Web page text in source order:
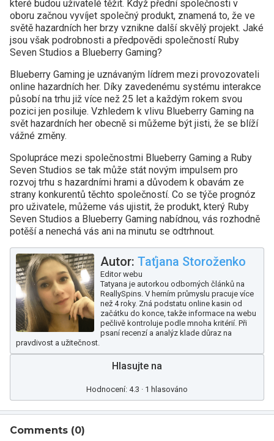
které budou uživatelé těžit. Když přední společnosti v
oboru začnou vyvíjet společný produkt, znamená to, že ve
světě hazardních her brzy vznikne další skvělý projekt. Jaké
jsou však podrobnosti a předpovědi společností Ruby
Seven Studios a Blueberry Gaming?
Blueberry Gaming je uznávaným lídrem mezi provozovateli
online hazardních her. Díky zavedenému systému interakce
působí na trhu již více než 25 let a každým rokem svou
pozici jen posiluje. Vzhledem k vlivu Blueberry Gaming na
svět hazardních her obecně si můžeme být jisti, že se blíží
vážné změny.
Spolupráce mezi společnostmi Blueberry Gaming a Ruby
Seven Studios se tak může stát novým impulsem pro
rozvoj trhu s hazardními hrami a důvodem k obavám ze
strany konkurentů těchto společností. Co se týče prognóz
pro uživatele, můžeme vás ujistit, že produkt, který Ruby
Seven Studios a Blueberry Gaming nabídnou, vás rozhodně
potěší a nenechá vás ani na minutu se odtrhnout.
Autor: Taťjana Storoženko
Editor webu
Tatyana je autorkou odborných článků na
ReallySpins. V herním průmyslu pracuje více
než 4 roky. Zná podstatu online kasin od
začátku do konce, takže informace na webu
pečlivě kontroluje podle mnoha kritérií. Při
psaní recenzí a analýz klade důraz na
pravdivost a užitečnost.
Hlasujte na
Hodnocení: 4.3 · 1 hlasováno
Comments (0)